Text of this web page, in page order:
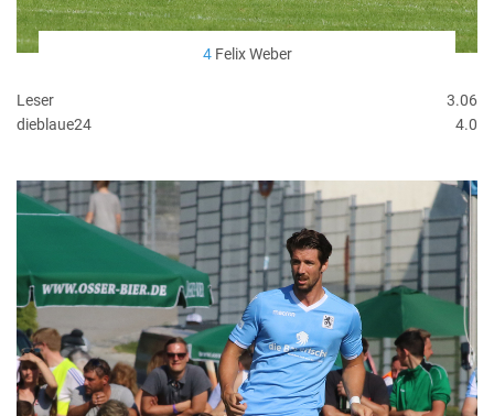
4Felix Weber
Leser
3.06
dieblaue24
4.0